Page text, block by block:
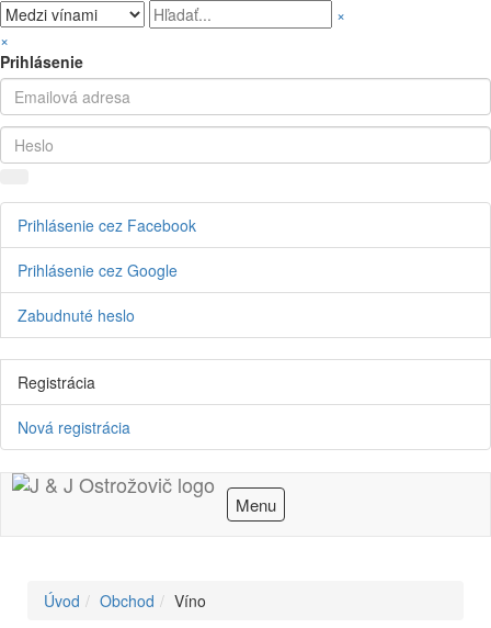
×
×
Prihlásenie
Prihlásenie cez Facebook
Prihlásenie cez Google
Zabudnuté heslo
Registrácia
Nová registrácia
Menu
Úvod Obchod Víno